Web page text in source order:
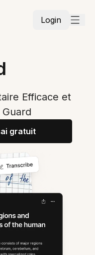
Login
Efficace et
gratuit